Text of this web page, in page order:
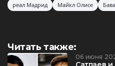
реал Мадрид Майкл Олисе
Читать также:
06 июня